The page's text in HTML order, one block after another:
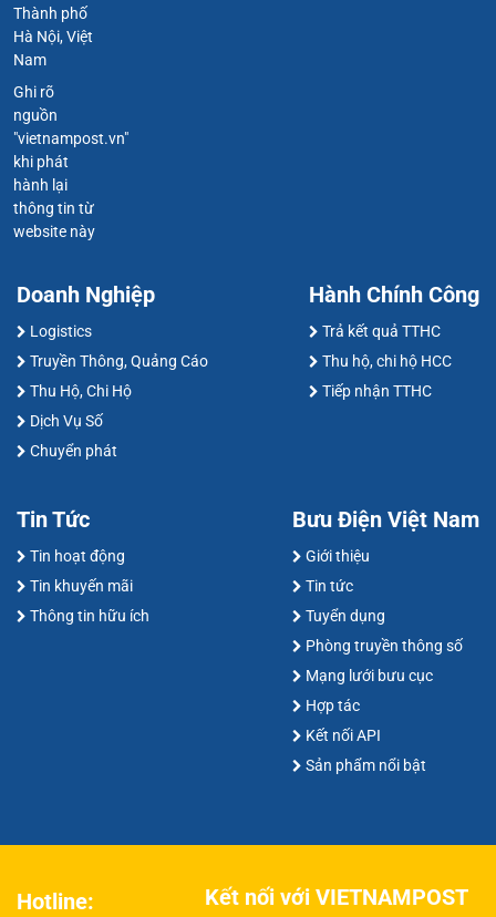
Thành phố
Hà Nội, Việt
Nam
Ghi rõ
nguồn
"vietnampost.vn"
khi phát
hành lại
thông tin từ
website này
Doanh Nghiệp
Logistics
Truyền Thông, Quảng Cáo
Thu Hộ, Chi Hộ
Dịch Vụ Số
Chuyển phát
Hành Chính Công
Trả kết quả TTHC
Thu hộ, chi hộ HCC
Tiếp nhận TTHC
Tin Tức
Tin hoạt động
Tin khuyến mãi
Thông tin hữu ích
Bưu Điện Việt Nam
Giới thiệu
Tin tức
Tuyển dụng
Phòng truyền thông số
Mạng lưới bưu cục
Hợp tác
Kết nối API
Sản phẩm nổi bật
Hotline: Kết nối với VIETNAMPOST